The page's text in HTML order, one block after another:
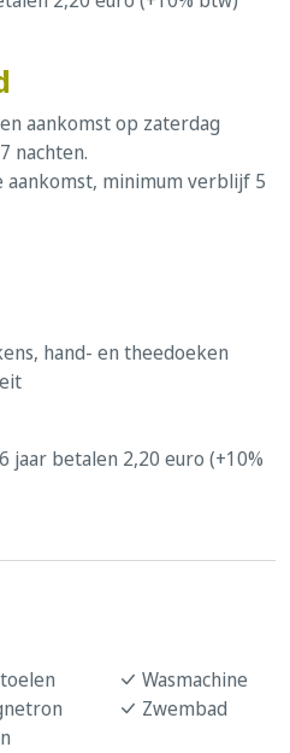
aankomst op zaterdag
nachten.
aankomst, minimum verblijf 5
hand- en theedoeken
jaar betalen 2,20 euro (+10%
Wasmachine
Zwembad